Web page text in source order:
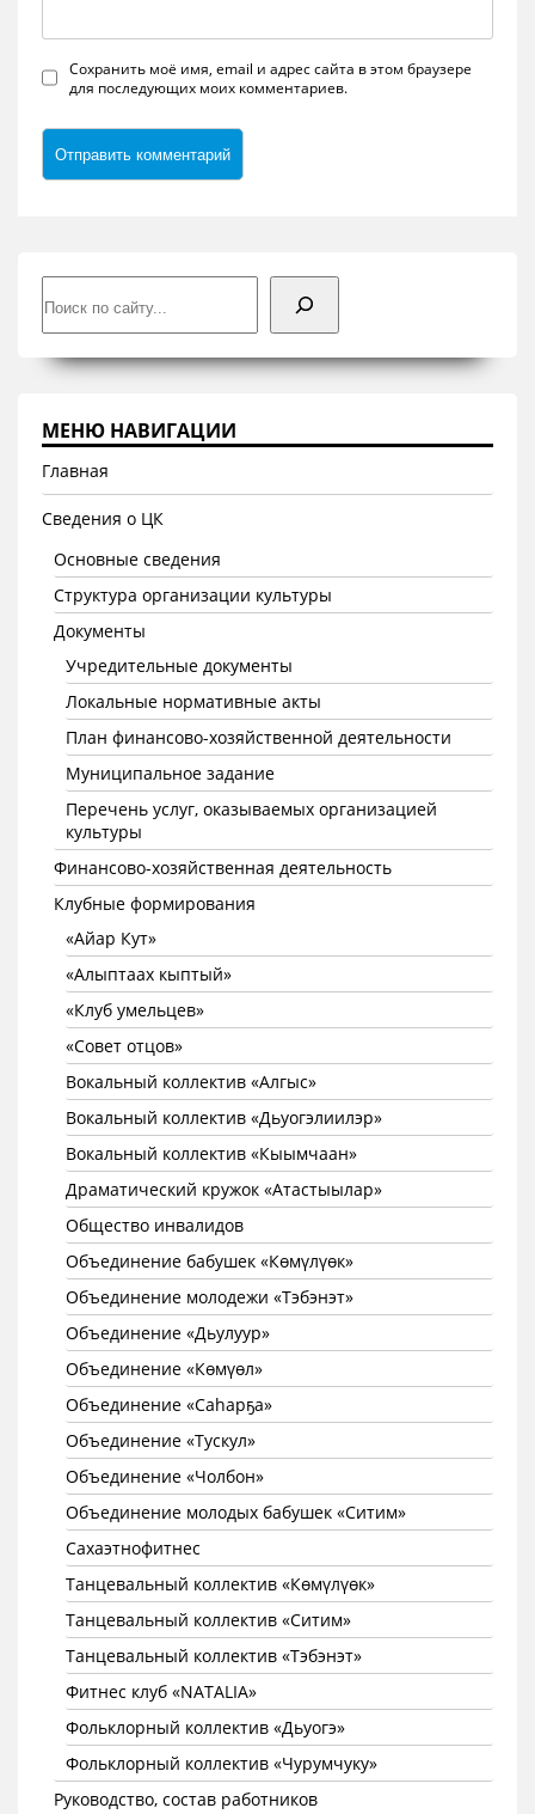
Сохранить моё имя, email и адрес сайта в этом браузере
для последующих моих комментариев.
МЕНЮ НАВИГАЦИИ
Главная
Сведения о ЦК
Основные сведения
Структура организации культуры
Документы
Учредительные документы
Локальные нормативные акты
План финансово-хозяйственной деятельности
Муниципальное задание
Перечень услуг, оказываемых организацией
культуры
Финансово-хозяйственная деятельность
Клубные формирования
«Айар Кут»
«Алыптаах кыптый»
«Клуб умельцев»
«Совет отцов»
Вокальный коллектив «Алгыс»
Вокальный коллектив «Дьуогэлиилэр»
Вокальный коллектив «Кыымчаан»
Драматический кружок «Атастыылар»
Общество инвалидов
Объединение бабушек «Көмүлүөк»
Объединение молодежи «Тэбэнэт»
Объединение «Дьулуур»
Объединение «Көмүөл»
Объединение «Саhарҕа»
Объединение «Тускул»
Объединение «Чолбон»
Объединение молодых бабушек «Ситим»
Сахаэтнофитнес
Танцевальный коллектив «Көмүлүөк»
Танцевальный коллектив «Ситим»
Танцевальный коллектив «Тэбэнэт»
Фитнес клуб «NATALIA»
Фольклорный коллектив «Дьуогэ»
Фольклорный коллектив «Чурумчуку»
Руководство, состав работников